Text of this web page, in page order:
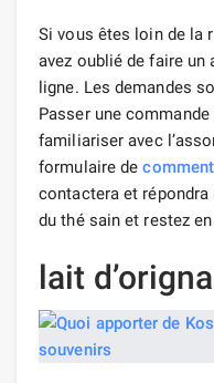
Si vous êtes loin de la
avez oublié de faire
ligne. Les demandes
Passer une
familiariser avec
formulaire decomment
contactera et
du thé sain et restez
lait